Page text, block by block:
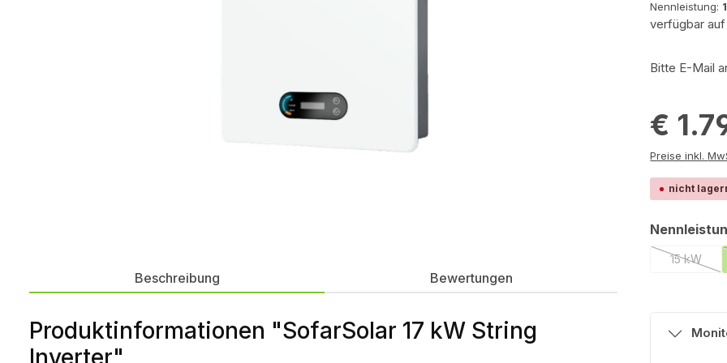
Nennleistung:
verfügbar
Bitte E-Mail
€
nicht
15 kW
(Diese
Beschreibung Bewertungen
Produktinformationen "SofarSolar 17 kW String
Inverter"